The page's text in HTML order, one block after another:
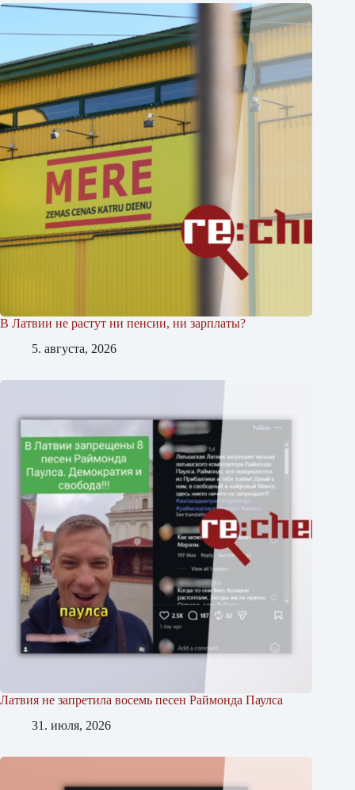
В Латвии не растут ни пенсии, ни зарплаты?
5. августа, 2026
Латвия не запретила восемь песен Раймонда Паулса
31. июля, 2026